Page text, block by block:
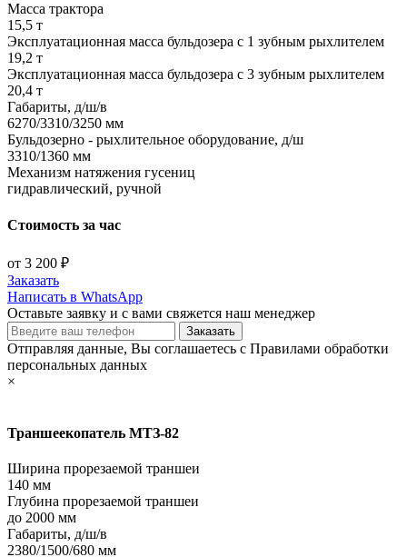
Масса трактора
15,5 т
Эксплуатационная масса бульдозера с 1 зубным рыхлителем
19,2 т
Эксплуатационная масса бульдозера с 3 зубным рыхлителем
20,4 т
Габариты, д/ш/в
6270/3310/3250 мм
Бульдозерно - рыхлительное оборудование, д/ш
3310/1360 мм
Механизм натяжения гусениц
гидравлический, ручной
Стоимость за час
от 3 200 ₽
Заказать
Написать в WhatsApp
Оставьте заявку и с вами свяжется наш менеджер
Отправляя данные, Вы соглашаетесь с Правилами обработки
персональных данных
×
Траншеекопатель МТЗ-82
Ширина прорезаемой траншеи
140 мм
Глубина прорезаемой траншеи
до 2000 мм
Габариты, д/ш/в
2380/1500/680 мм